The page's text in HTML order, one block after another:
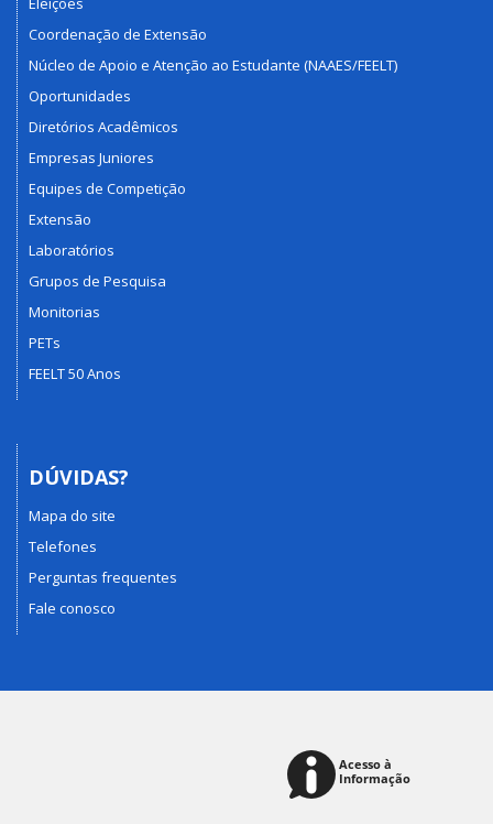
Coordenação de Extensão
Núcleo de Apoio e Atenção ao Estudante (NAAES/FEELT)
Oportunidades
Diretórios Acadêmicos
Empresas Juniores
Equipes de Competição
Extensão
Laboratórios
Grupos de Pesquisa
Monitorias
PETs
FEELT 50 Anos
DÚVIDAS?
Mapa do site
Telefones
Perguntas frequentes
Fale conosco